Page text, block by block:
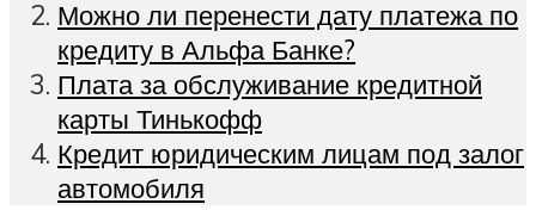
Можно ли перенести дату платежа по
кредиту в Альфа Банке?
Плата за обслуживание кредитной
карты Тинькофф
Кредит юридическим лицам под залог
автомобиля